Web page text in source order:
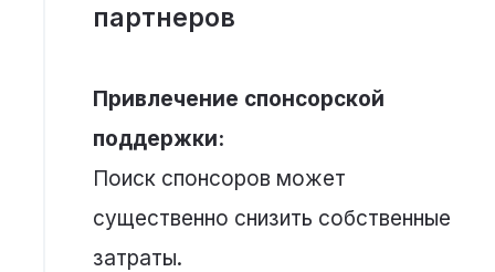
партнеров
Привлечение спонсорской
поддержки:
Поиск спонсоров может
существенно снизить собственные
затраты.